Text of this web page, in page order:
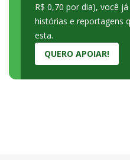
R$ 0,70 por dia), você
histórias e reportagens
esta.
QUERO APOIAR!